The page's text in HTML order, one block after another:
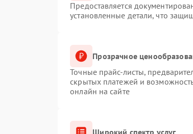
Предоставляется
установленные детали, что
Прозрачное
Точные прайс-листы,
скрытых платежей и
онлайн на сайте
Широкий спектр услуг